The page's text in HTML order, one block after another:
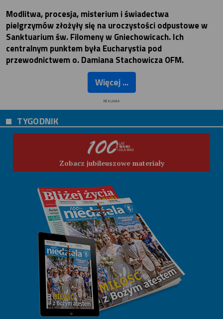
Modlitwa, procesja, misterium i świadectwa
pielgrzymów złożyły się na uroczystości odpustowe w
Sanktuarium św. Filomeny w Gniechowicach. Ich
centralnym punktem była Eucharystia pod
przewodnictwem o. Damiana Stachowicza OFM.
Więcej ...
REKLAMA
TYGODNIK
Zobacz jubileuszowe materiały